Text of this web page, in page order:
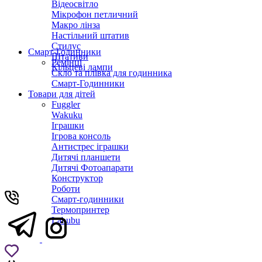
Відеосвітло
Мікрофон петличний
Макро лінза
Настільний штатив
Стилус
Штативи
Кільцеві лампи
Смарт-Годинники
Ремінці
Скло та плівка для годинника
Смарт-Годинники
Товари для дітей
Fuggler
Wakuku
Іграшки
Ігрова консоль
Антистрес іграшки
Дитячi планшети
Дитячі Фотоапарати
Конструктор
Роботи
Смарт-годинники
Термопринтер
Labubu